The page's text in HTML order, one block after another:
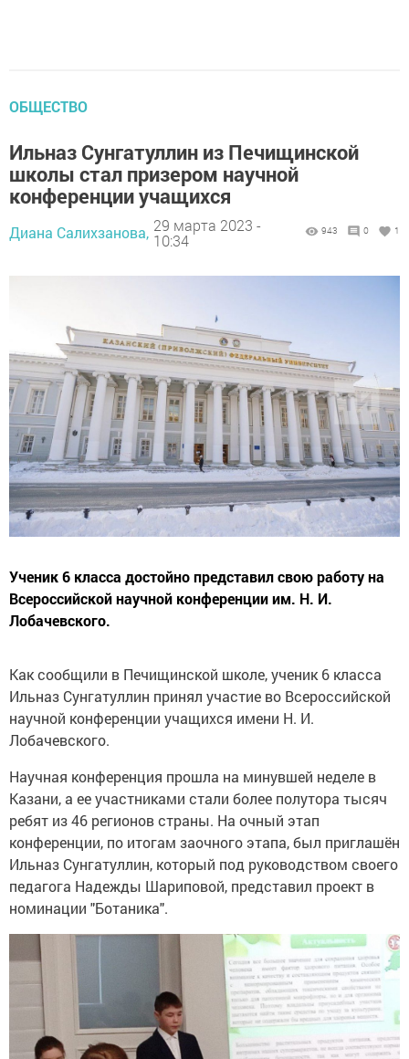
ОБЩЕСТВО
Ильназ Сунгатуллин из Печищинской
школы стал призером научной
конференции учащихся
Диана Салихзанова, 29 марта 2023 -
10:34
943 0 1
Ученик 6 класса достойно представил свою работу на
Всероссийской научной конференции им. Н. И.
Лобачевского.
Как сообщили в Печищинской школе, ученик 6 класса
Ильназ Сунгатуллин принял участие во Всероссийской
научной конференции учащихся имени Н. И.
Лобачевского.
Научная конференция прошла на минувшей неделе в
Казани, а ее участниками стали более полутора тысяч
ребят из 46 регионов страны. На очный этап
конференции, по итогам заочного этапа, был приглашён
Ильназ Сунгатуллин, который под руководством своего
педагога Надежды Шариповой, представил проект в
номинации "Ботаника".